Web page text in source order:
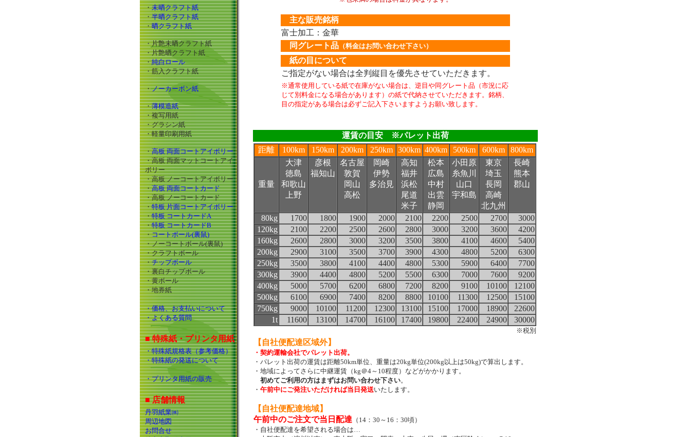
・未晒クラフト紙
・半晒クラフト紙
・晒クラフト紙
・片艶未晒クラフト紙
・片艶晒クラフト紙
・純白ロール
・筋入クラフト紙
・ノーカーボン紙
・薄模造紙
・複写用紙
・グラシン紙
・軽量印刷用紙
・高板 両面コートアイボリー
・高板 両面マットコートアイ
ボリー
・高板 ノーコートアイボリー
・高板 両面コートカード
・高板 ノーコートカード
・特板 片面コートアイボリー
・特板 コートカードA
・特板 コートカードB
・コートボール(裏鼠)
・ノーコートボール(裏鼠)
・クラフトボール
・チップボール
・裏白チップボール
・黄ボール
・地券紙
・価格、お支払いについて
・よくある質問
■ 特殊紙・プリンタ用紙
・特殊紙規格表（参考価格）
・特殊紙の発送について
・プリンタ用紙の販売
■ 店舗情報
丹羽紙業㈱
周辺地図
お問合せ
主な販売銘柄
富士加工：金華
同グレート品 （料金はお問い合わせ下さい）
紙の目について
ご指定がない場合は全判縦目を優先させていただきます。
※通常使用している紙で在庫がない場合は、逆目や同グレート品（市況に応
じて別料金になる場合があります）の紙で代納させていただきます。銘柄、
目の指定がある場合は必ずご記入下さいますようお願い致します。
運賃の目安 ※パレット出荷
距離
100km 150km 200km 250km 300km 400km 500km 600km 800km
重量
大津
徳島
和歌山
上野
彦根
福知山
名古屋
敦賀
岡山
高松
岡崎
伊勢
多治見
高知
福井
浜松
尾道
米子
松本
広島
中村
出雲
静岡
小田原
糸魚川
山口
宇和島
東京
埼玉
長岡
高崎
北九州
長崎
熊本
郡山
80kg 1700 1800 1900 2000 2100 2200 2500 2700
3000
120kg
2100 2200 2500 2600 2800 3000 3200 3600
4200
160kg
2600 2800 3000 3200 3500 3800 4100 4600
5400
200kg
2900 3100 3500 3700 3900 4300 4800 5200
6300
250kg
3500 3800 4100 4400 4800 5300 5900 6400
7700
300kg
3900 4400 4800 5200 5500 6300 7000 7600
9200
400kg
5000 5700 6200 6800 7200 8200 9100 10100
12100
500kg
6100 6900 7400 8200 8800 10100 11300 12500
15100
750kg
9000 10100 11200 12300 13100 15100 17000 18900
22600
1t
11600 13100 14700 16100 17400 19800 22400 24900 30000
※税別
【自社便配達区域外】
・契約運輸会社でパレット出荷。
・パレット出荷の運賃は距離50km単位、重量は20kg単位(200kg以上は50kg)で算出します。
・地域によってさらに中継運賃（kg＠4～10程度）などがかかります。
初めてご利用の方はまずはお問い合わせ下さい。
・ 午前中にご発注いただければ当日発送いたします。
【自社便配達地域】
午前中のご注文で当日配達 （14：30～16：30頃）
・自社便配達を希望される場合は…